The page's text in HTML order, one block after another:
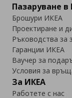
Пазаруване в
Брошури ИКЕА
Проектиране и
Ръководства за
Гаранции ИКЕА
Ваучер за
Условия за
За ИКЕА
Работете с нас